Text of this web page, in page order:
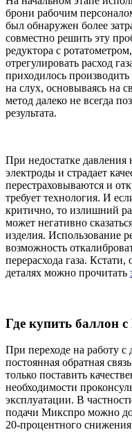
брони рабочим
был обнаружен более
совместно решить эту
редуктора с
отрегулировать расход
приходилось
на слух, основываясь на
метод далеко не всегда
результата.
При недостатке давления
электроды и страдает
перестраховываются и
требует технология. И
критично, то излишний
может негативно
изделия. Использование
возможность
перерасхода газа.
деталях можно прочитать
Где купить баллон
При переходе на работу с
постоянная обратная
только поставить
необходимости
эксплуатации. В
подачи Микспро можно
20-процентного